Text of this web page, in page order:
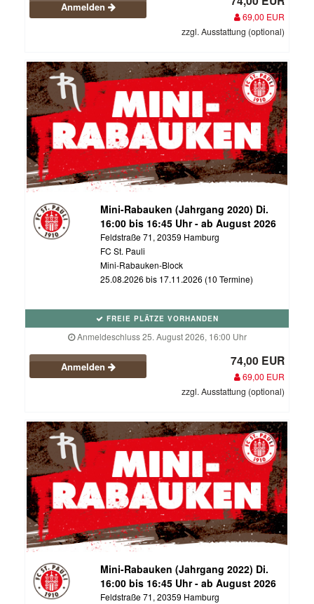
Anmelden
69,00 EUR
zzgl. Ausstattung (optional)
Mini-Rabauken (Jahrgang 2020) Di.
16:00 bis 16:45 Uhr - ab August 2026
Feldstraße 71, 20359 Hamburg
FC St. Pauli
Mini-Rabauken-Block
25.08.2026 bis 17.11.2026 (10 Termine)
FREIE PLÄTZE VORHANDEN
Anmeldeschluss 25. August 2026, 16:00 Uhr
Anmelden 74,00 EUR
69,00 EUR
zzgl. Ausstattung (optional)
Mini-Rabauken (Jahrgang 2022) Di.
16:00 bis 16:45 Uhr - ab August 2026
Feldstraße 71, 20359 Hamburg